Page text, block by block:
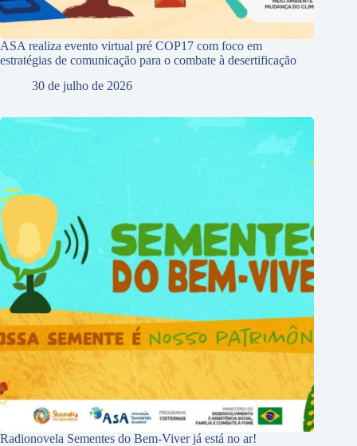
ASA realiza evento virtual pré COP17 com foco em
estratégias de comunicação para o combate à desertificação
30 de julho de 2026
Radionovela Sementes do Bem-Viver já está no ar!